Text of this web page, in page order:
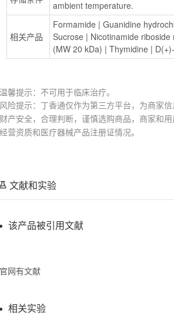
ambient temperature.
相关产品
Formamide | Guanidine
Sucrose | Nicotinamide riboside
(MW 20 kDa) | Thymidine |
温馨提示：不可用于临床治疗。
风险提示：丁香通仅作为第三方平台，为商家
财产安全，合理判断，谨慎选购商品，商家和
经营资质和医疗器械产品注册证情况。
文献和实验
该产品被引用文献
官网有文献
相关实验